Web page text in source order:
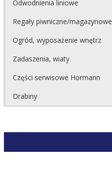
Odwodnienia liniowe
Regały piwniczne/magazynowe
Ogród, wyposażenie wnętrz
Zadaszenia, wiaty
Części serwisowe Hormann
Drabiny